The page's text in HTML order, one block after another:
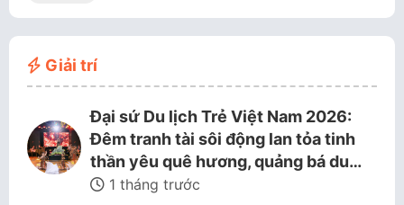
Giải trí
Đại sứ Du lịch Trẻ Việt Nam 2026:
Đêm tranh tài sôi động lan tỏa tinh
thần yêu quê hương, quảng bá du…
1 tháng trước